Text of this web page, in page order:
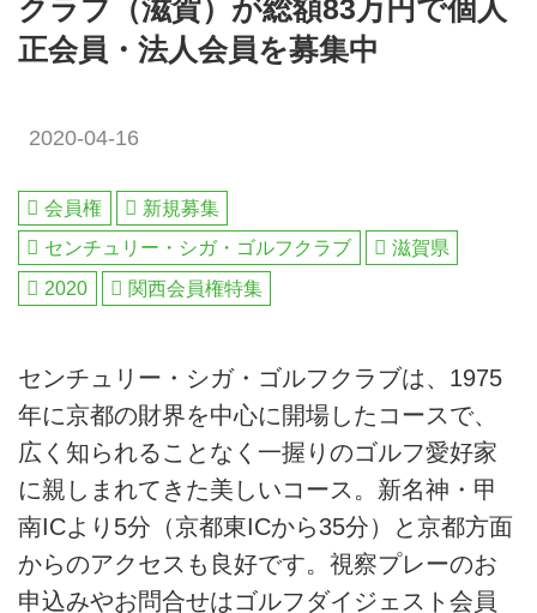
クラブ（滋賀）が総額83万円で個人
正会員・法人会員を募集中
2020-04-16
会員権
新規募集
センチュリー・シガ・ゴルフクラブ
滋賀県
2020
関西会員権特集
センチュリー・シガ・ゴルフクラブは、1975
年に京都の財界を中心に開場したコースで、
広く知られることなく一握りのゴルフ愛好家
に親しまれてきた美しいコース。新名神・甲
南ICより5分（京都東ICから35分）と京都方面
からのアクセスも良好です。視察プレーのお
申込みやお問合せはゴルフダイジェスト会員